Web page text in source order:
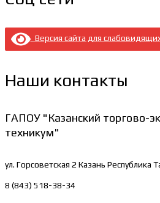
Версия сайта для
Наши контакты
ГАПОУ "Казанский торгово-
техникум"
ул. Горсоветская 2 Казань Республика
8 (843) 518-38-34